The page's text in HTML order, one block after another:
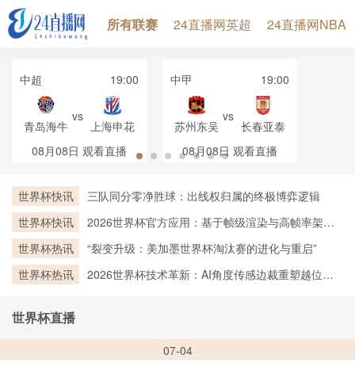
所有联赛 24直播网英超 24直播网NBA
中超 19:00
青岛海牛
vs
上海申花
08月08日 观看直播
中甲 19:00
苏州东吴
vs
长春亚泰
08月08日 观看直播
世界杯快讯
三队同分零净胜球：出线权归属的终极博弈逻辑
世界杯快讯
2026世界杯官方应用：基于帧级渲染与高帧率架构
世界杯热讯
“裂变升级：美加墨世界杯淘汰赛的进化与重启”
世界杯热讯
2026世界杯技术革新：AI角度传感边裁重塑越位判
世界杯直播
07-04